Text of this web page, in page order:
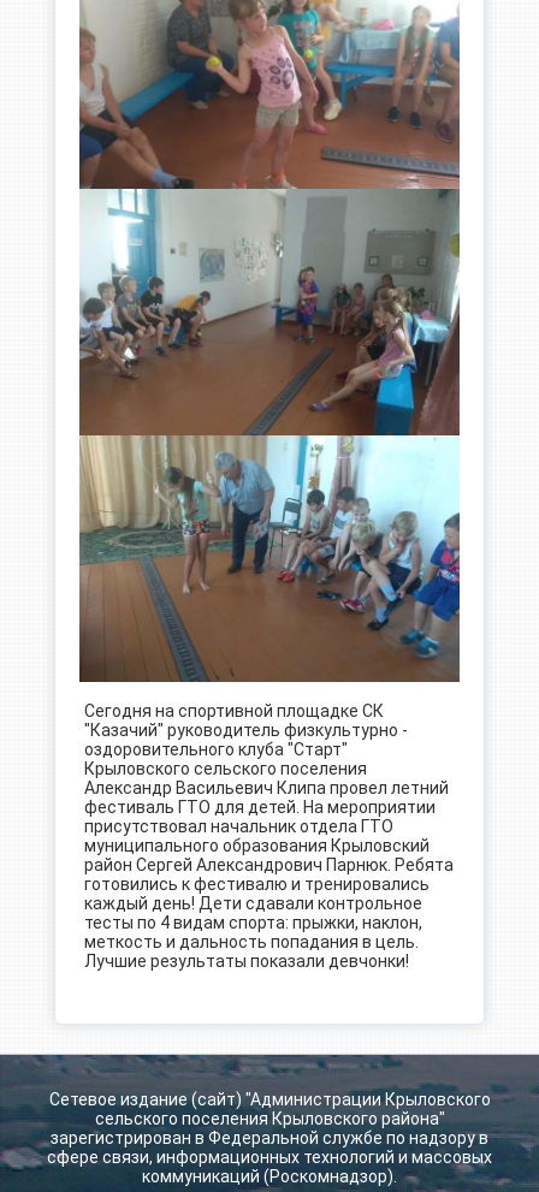
Сегодня на спортивной площадке СК
"Казачий" руководитель физкультурно -
оздоровительного клуба "Старт"
Крыловского сельского поселения
Александр Васильевич Клипа провел летний
фестиваль ГТО для детей. На мероприятии
присутствовал начальник отдела ГТО
муниципального образования Крыловский
район Сергей Александрович Парнюк. Ребята
готовились к фестивалю и тренировались
каждый день! Дети сдавали контрольное
тесты по 4 видам спорта: прыжки, наклон,
меткость и дальность попадания в цель.
Лучшие результаты показали девчонки!
Сетевое издание (сайт) "Администрации Крыловского
сельского поселения Крыловского района"
зарегистрирован в Федеральной службе по надзору в
сфере связи, информационных технологий и массовых
коммуникаций (Роскомнадзор).